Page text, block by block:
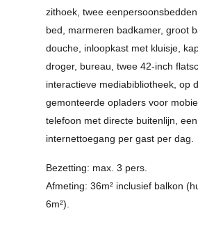
zithoek, twee
bed, marmeren badkamer, groot
douche, inloopkast met kluisje,
droger, bureau, twee 42-inch
interactieve mediabibliotheek, op
gemonteerde opladers voor
telefoon met directe buitenlijn,
internettoegang per gast per dag.
Bezetting: max. 3 pers.
Afmeting: 36m² inclusief balkon
6m²).